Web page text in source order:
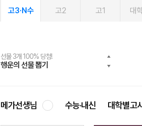
고3·N수 고2 고1 대
선물 3개 100% 당첨!
행운의 선물 뽑기
선물 100% 증정!
메가스터디 X 올리브
여름방학 스터디 캐시백
메가런 썸머스쿨
2027 러셀 단과
강사 공개선발
스마트러닝앱
설문 EVENT
메가패스
3일 무료 체험권
메가패스 수강생 무료혜택!
메가클럽 멤버십
사회공헌 캠페인
희망이룸 메가나눔
메가선생님 수능·내신 대학별고